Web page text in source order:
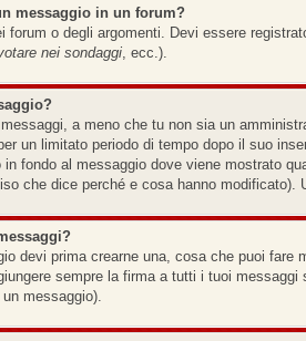
messaggio in un forum?
forum o degli argomenti. Devi essere
nei sondaggi, ecc.).
a meno che tu non sia un
un limitato periodo di tempo dopo il suo
fondo al messaggio dove viene mostrato
che dice perché e cosa hanno
devi prima crearne una, cosa che puoi
sempre la firma a tutti i tuoi messaggi
messaggio).